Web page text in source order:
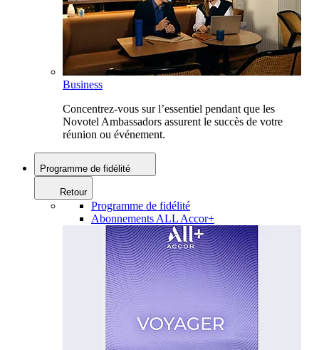
Business
Concentrez-vous sur l’essentiel pendant que les
Novotel Ambassadors assurent le succès de votre
réunion ou événement.
Programme de fidélité
Retour
Programme de fidélité
Abonnements ALL Accor+